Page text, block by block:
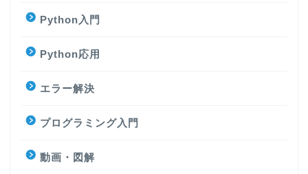
Python入門
Python応用
エラー解決
プログラミング入門
動画・図解